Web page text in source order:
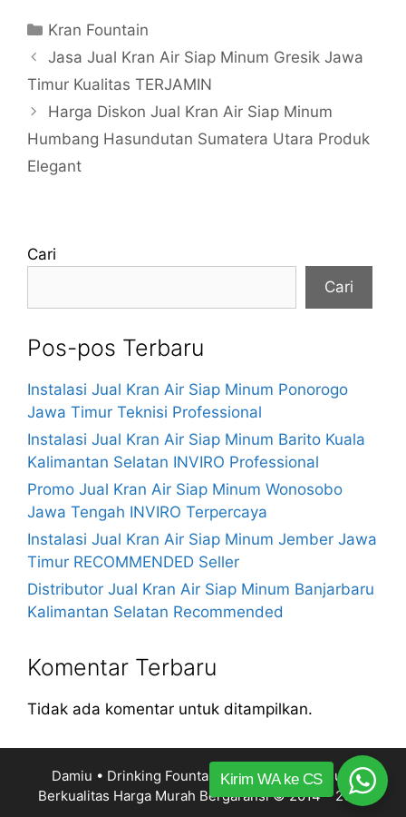
Kategori
Kran Fountain
Jasa Jual Kran Air Siap Minum Gresik Jawa
Timur Kualitas TERJAMIN
Harga Diskon Jual Kran Air Siap Minum
Humbang Hasundutan Sumatera Utara Produk
Elegant
Cari
Cari
Pos-pos Terbaru
Instalasi Jual Kran Air Siap Minum Ponorogo
Jawa Timur Teknisi Professional
Instalasi Jual Kran Air Siap Minum Barito Kuala
Kalimantan Selatan INVIRO Professional
Promo Jual Kran Air Siap Minum Wonosobo
Jawa Tengah INVIRO Terpercaya
Instalasi Jual Kran Air Siap Minum Jember Jawa
Timur RECOMMENDED Seller
Distributor Jual Kran Air Siap Minum Banjarbaru
Kalimantan Selatan Recommended
Komentar Terbaru
Tidak ada komentar untuk ditampilkan.
Damiu • Drinking Fountain Kran Air Siap Minum
Berkualitas Harga Murah Bergaransi© 2014 – 2026
Kirim WA ke CS